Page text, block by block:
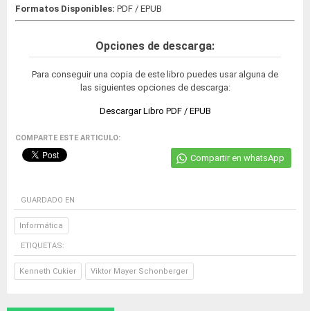
Formatos Disponibles: PDF / EPUB
Opciones de descarga:
Para conseguir una copia de este libro puedes usar alguna de
las siguientes opciones de descarga:
Descargar Libro PDF / EPUB
COMPARTE ESTE ARTICULO:
Compartir en whatsApp
GUARDADO EN
Informática
ETIQUETAS:
Kenneth Cukier Viktor Mayer Schonberger